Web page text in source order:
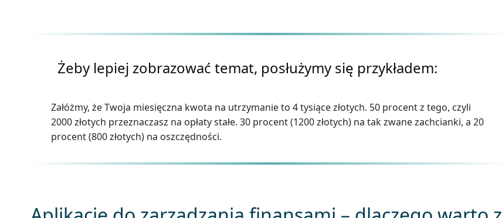
Żeby lepiej zobrazować temat, posłużymy się przykładem:
Załóżmy, że Twoja miesięczna kwota na utrzymanie to 4 tysiące złotych. 50 procent z tego, czyli
2000 złotych przeznaczasz na opłaty stałe. 30 procent (1200 złotych) na tak zwane zachcianki, a 20
procent (800 złotych) na oszczędności.